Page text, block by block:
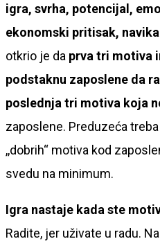
igra, svrha, potencijal,
ekonomski pritisak,
otkrio je da prva tri motiva
podstaknu zaposlene da
poslednja tri motiva koja
zaposlene. Preduzeća
,,dobrih“ motiva kod
svedu na minimum.
Igra nastaje kada ste
Radite, jer uživate u radu.